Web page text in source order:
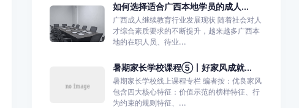
如何选择适合广西本地学员的成人...
广西成人继续教育行业发展现状 随着社会对人
才综合素质要求的不断提升，越来越多广西本
地的在职人员、待业...
暑期家长学校课程⑤丨好家风成就...
暑期家长学校线上课程专栏 编者按：优良家风
包含四大核心特征：价值示范的榜样特征、行
为约束的规则特征、...